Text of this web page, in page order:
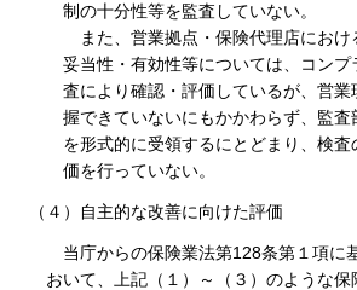
制の十分性等を監査していない。
また、営業拠点・保険代理店におけ
妥当性・有効性等については、コン
査により確認・評価しているが、営
握できていないにもかかわらず、監
を形式的に受領するにとどまり、検
価を行っていない。
（４）自主的な改善に向けた評価
当庁からの保険業法第128条第１項に
おいて、上記（１）～（３）のような保